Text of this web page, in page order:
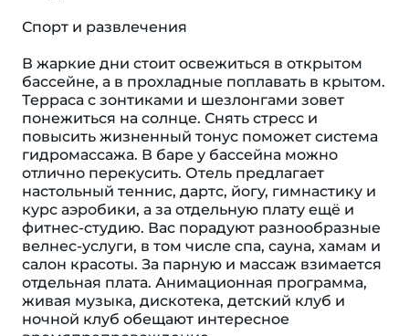
Спорт и развлечения
В жаркие дни стоит освежиться в открытом
бассейне, а в прохладные поплавать в крытом.
Терраса с зонтиками и шезлонгами зовет
понежиться на солнце. Снять стресс и
повысить жизненный тонус поможет система
гидромассажа. В баре у бассейна можно
отлично перекусить. Отель предлагает
настольный теннис, дартс, йогу, гимнастику и
курс аэробики, а за отдельную плату ещё и
фитнес-студию. Вас порадуют разнообразные
велнес-услуги, в том числе спа, сауна, хамам и
салон красоты. За парную и массаж взимается
отдельная плата. Анимационная программа,
живая музыка, дискотека, детский клуб и
ночной клуб обещают интересное